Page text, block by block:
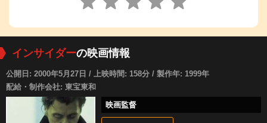
インサイダーの映画情報
公開日: 2000年5月27日 / 上映時間: 158分 / 製作年: 1999年
配給・制作会社: 東宝東和
映画監督